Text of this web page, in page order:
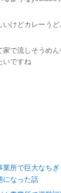
いけどカレーう
で流しそうめん
いですね
所で巨大なちぎ
になった話